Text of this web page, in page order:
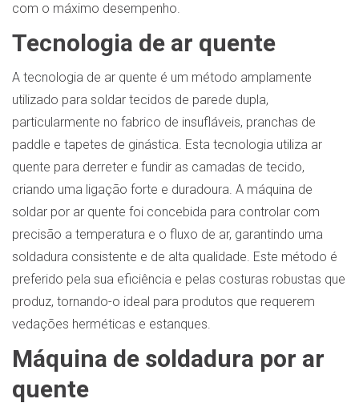
com o máximo desempenho.
Tecnologia de ar quente
A tecnologia de ar quente é um método amplamente
utilizado para soldar tecidos de parede dupla,
particularmente no fabrico de insufláveis, pranchas de
paddle e tapetes de ginástica. Esta tecnologia utiliza ar
quente para derreter e fundir as camadas de tecido,
criando uma ligação forte e duradoura. A máquina de
soldar por ar quente foi concebida para controlar com
precisão a temperatura e o fluxo de ar, garantindo uma
soldadura consistente e de alta qualidade. Este método é
preferido pela sua eficiência e pelas costuras robustas que
produz, tornando-o ideal para produtos que requerem
vedações herméticas e estanques.
Máquina de soldadura por ar
quente